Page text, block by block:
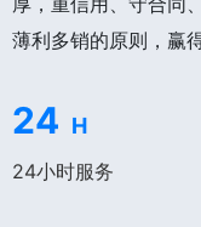
薄利多销的原则，赢
24 H
24小时服务